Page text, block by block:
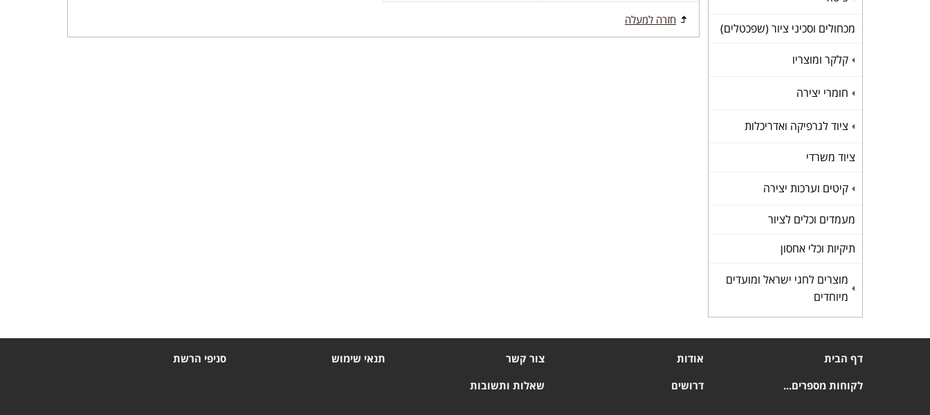
מכחולים וסכיני ציור (שפכטלים)
+
קלקר ומוצריו
+
חומרי יצירה
+
ציוד לגרפיקה ואדריכלות
ציוד משרדי
+
קיטים וערכות יצירה
מעמדים וכלים לציור
תיקיות וכלי אחסון
מוצרים לחגי ישראל ומועדים
מיוחדים
חזרה למעלה
דף הבית אודות צור קשר תנאי שימוש
סניפי הרשת
לקוחות מספרים...
דרושים שאלות ותשובות